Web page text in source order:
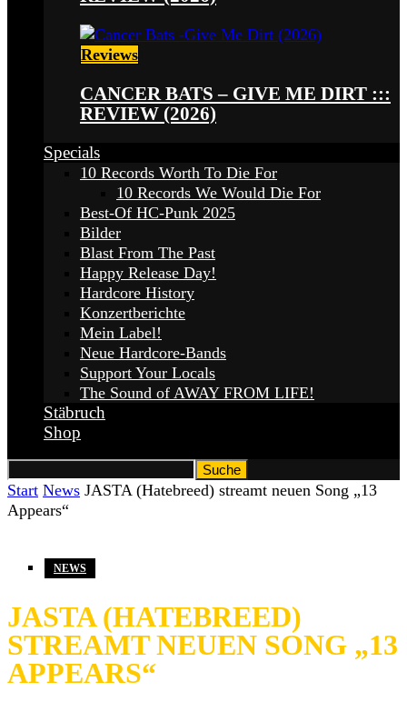
Reviews
CANCER BATS – GIVE ME DIRT :::
REVIEW (2026)
Specials
10 Records Worth To Die For
10 Records We Would Die For
Best-Of HC-Punk 2025
Bilder
Blast From The Past
Happy Release Day!
Hardcore History
Konzertberichte
Mein Label!
Neue Hardcore-Bands
Support Your Locals
The Sound of AWAY FROM LIFE!
Stäbruch
Shop
Start News JASTA (Hatebreed) streamt neuen Song „13
Appears“
NEWS
JASTA (HATEBREED)
STREAMT NEUEN SONG „13
APPEARS“